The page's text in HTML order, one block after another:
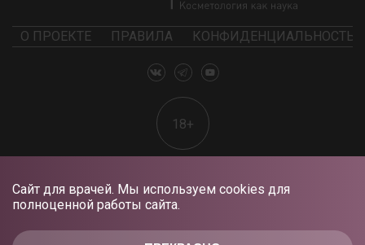
Сайт для врачей. Мы используем cookies для
полноценной работы сайта.
О ПРОЕКТЕ ПРАВИЛА КОНФИДЕНЦИАЛЬНОСТЬ
18+